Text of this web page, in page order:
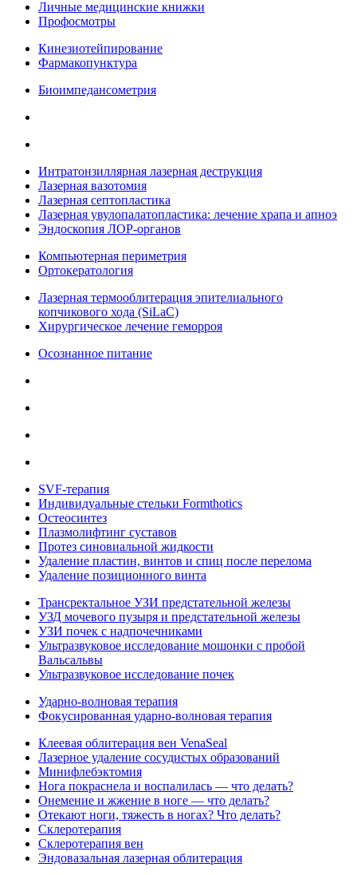
Личные медицинские книжки
Профосмотры
Кинезиотейпирование
Фармакопунктура
Биоимпедансометрия
Интратонзиллярная лазерная деструкция
Лазерная вазотомия
Лазерная септопластика
Лазерная увулопалатопластика: лечение храпа и апноэ
Эндоскопия ЛОР-органов
Компьютерная периметрия
Ортокератология
Лазерная термооблитерация эпителиального
копчикового хода (SiLaC)
Хирургическое лечение геморроя
Осознанное питание
SVF-терапия
Индивидуальные стельки Formthotics
Остеосинтез
Плазмолифтинг суставов
Протез синовиальной жидкости
Удаление пластин, винтов и спиц после перелома
Удаление позиционного винта
Трансректальное УЗИ предстательной железы
УЗД мочевого пузыря и предстательной железы
УЗИ почек с надпочечниками
Ультразвуковое исследование мошонки с пробой
Вальсальвы
Ультразвуковое исследование почек
Ударно-волновая терапия
Фокусированная ударно-волновая терапия
Клеевая облитерация вен VenaSeal
Лазерное удаление сосудистых образований
Минифлебэктомия
Нога покраснела и воспалилась — что делать?
Онемение и жжение в ноге — что делать?
Отекают ноги, тяжесть в ногах? Что делать?
Склеротерапия
Склеротерапия вен
Эндовазальная лазерная облитерация